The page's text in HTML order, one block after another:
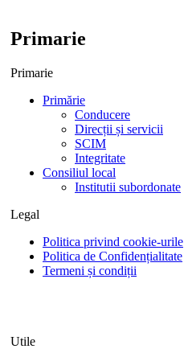
Primarie
Primarie
Primărie
Conducere
Direcții și servicii
SCIM
Integritate
Consiliul local
Institutii subordonate
Legal
Politica privind cookie-urile
Politica de Confidențialitate
Termeni și condiții
Utile